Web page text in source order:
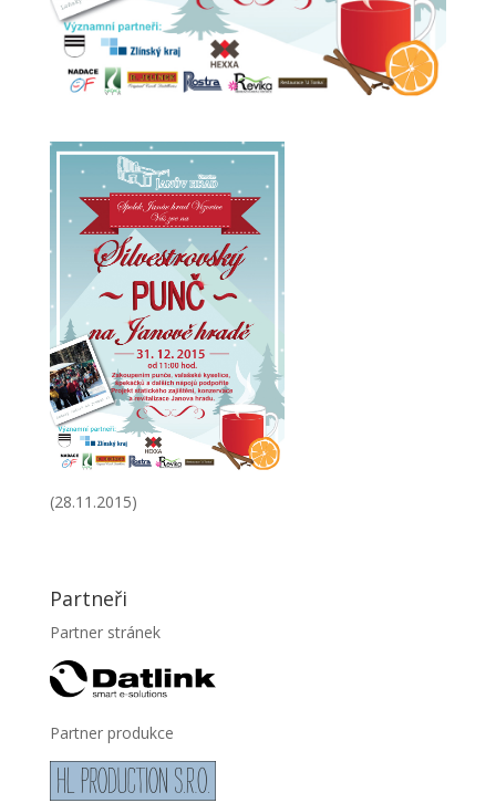
(28.11.2015)
Partneři
Partner stránek
Partner produkce